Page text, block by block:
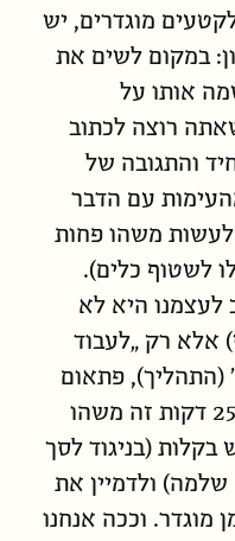
מוגדרים, יש
במקום לשים את
אותו על
אתה רוצה לכתוב
והתגובה של
עם הדבר
לעשות משהו פחות
לשטוף כלים).
היא לא
אלא רק „לעבוד
למשך 25 דקות” (התהליך), פתאום
זה הופך להרבה יותר נגיש; 25 דקות זה משהו
(בניגוד לסך
ולדמיין את
מוגדר. וככה אנחנו